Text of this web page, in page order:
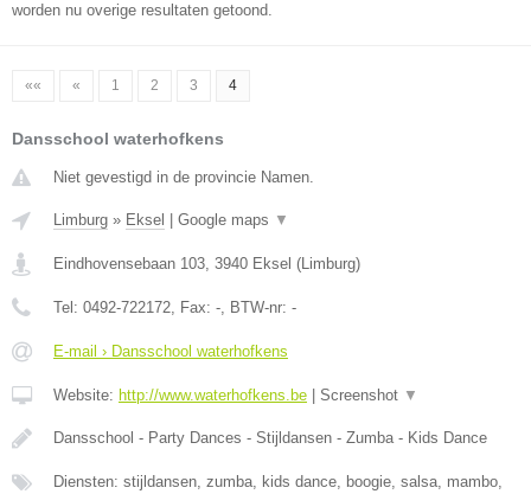
worden nu overige resultaten getoond.
«« « 1 2 3 4
Dansschool waterhofkens
Niet gevestigd in de provincie Namen.
Limburg » Eksel Google maps ▼
Eindhovensebaan 103, 3940 Eksel (Limburg)
Tel: 0492-722172, Fax: -, BTW-nr: -
E-mail › Dansschool waterhofkens
Website: http://www.waterhofkens.be Screenshot ▼
Dansschool - Party Dances - Stijldansen - Zumba - Kids Dance
Diensten: stijldansen, zumba, kids dance, boogie, salsa, mambo,